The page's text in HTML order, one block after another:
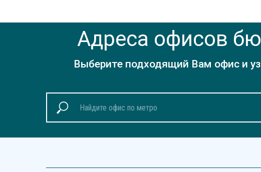
Адреса офисов
Выберите подходящий Вам офис и